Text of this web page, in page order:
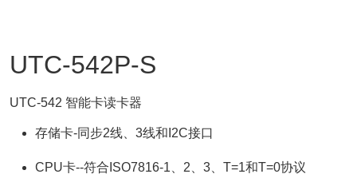
UTC-542P-S
UTC-542 智能卡读卡器
存储卡-同步2线、3线和I2C接口
CPU卡--符合ISO7816-1、2、3、T=1和T=0协议